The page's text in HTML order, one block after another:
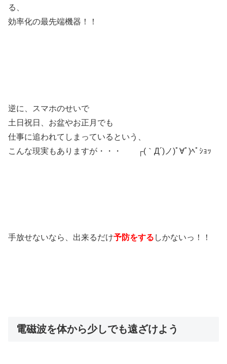
る、
効率化の最先端機器！！
逆に、スマホのせいで
土日祝日、お盆やお正月でも
仕事に追われてしまっているという、
こんな現実もありますが・・・ ┌(｀Д´)ノ)ﾟ∀ﾟ)ﾍﾟｼｮｯ
手放せないなら、出来るだけ予防をする しかないっ！！
電磁波を体から少しでも遠ざけよう